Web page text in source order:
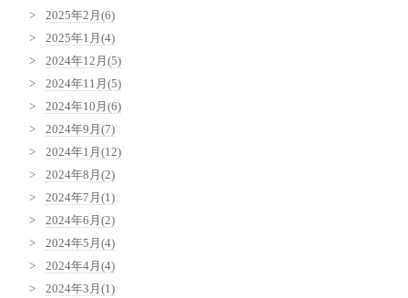
2025年2月(6)
2025年1月(4)
2024年12月(5)
2024年11月(5)
2024年10月(6)
2024年9月(7)
2024年1月(12)
2024年8月(2)
2024年7月(1)
2024年6月(2)
2024年5月(4)
2024年4月(4)
2024年3月(1)